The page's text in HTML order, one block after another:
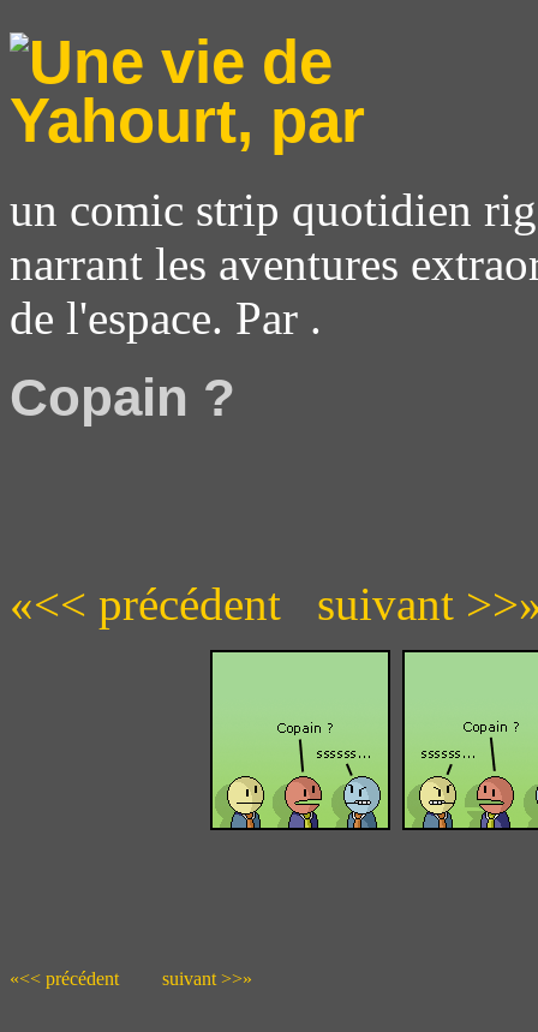
un comic strip quotidien
narrant les aventures
de l'espace. Par .
Copain ?
«<< précédent suivant
«<< précédent suivant >>»